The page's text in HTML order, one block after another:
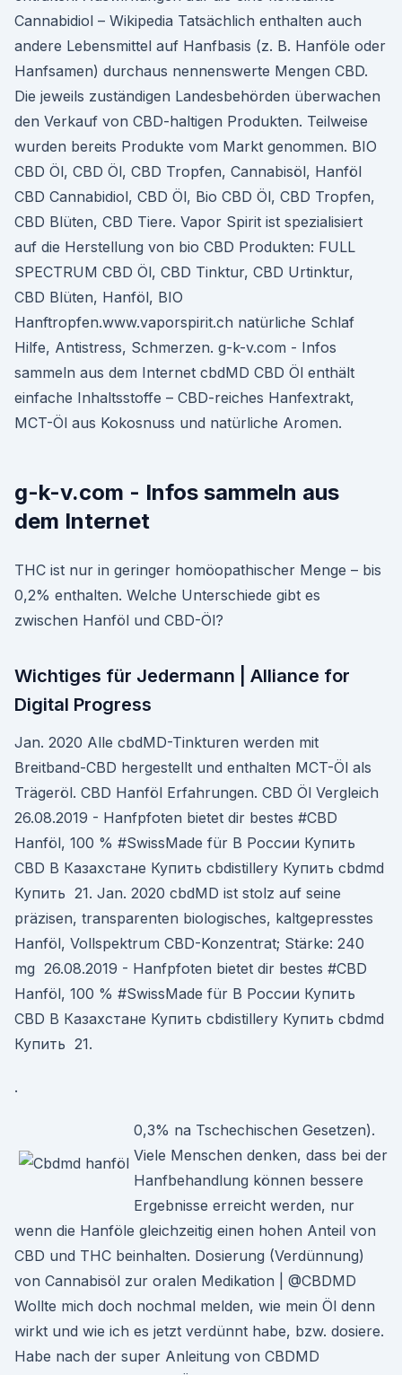
Cannabidiol – Wikipedia Tatsächlich enthalten auch
andere Lebensmittel auf Hanfbasis (z. B. Hanföle oder
Hanfsamen) durchaus nennenswerte Mengen CBD.
Die jeweils zuständigen Landesbehörden überwachen
den Verkauf von CBD-haltigen Produkten. Teilweise
wurden bereits Produkte vom Markt genommen. BIO
CBD Öl, CBD Öl, CBD Tropfen, Cannabisöl, Hanföl
CBD Cannabidiol, CBD Öl, Bio CBD Öl, CBD Tropfen,
CBD Blüten, CBD Tiere. Vapor Spirit ist spezialisiert
auf die Herstellung von bio CBD Produkten: FULL
SPECTRUM CBD Öl, CBD Tinktur, CBD Urtinktur,
CBD Blüten, Hanföl, BIO
Hanftropfen.www.vaporspirit.ch natürliche Schlaf
Hilfe, Antistress, Schmerzen. g-k-v.com - Infos
sammeln aus dem Internet cbdMD CBD Öl enthält
einfache Inhaltsstoffe – CBD-reiches Hanfextrakt,
MCT-Öl aus Kokosnuss und natürliche Aromen.
g-k-v.com - Infos sammeln aus
dem Internet
THC ist nur in geringer homöopathischer Menge – bis
0,2% enthalten. Welche Unterschiede gibt es
zwischen Hanföl und CBD-Öl?
Wichtiges für Jedermann | Alliance for
Digital Progress
Jan. 2020 Alle cbdMD-Tinkturen werden mit
Breitband-CBD hergestellt und enthalten MCT-Öl als
Trägeröl. CBD Hanföl Erfahrungen. CBD Öl Vergleich
26.08.2019 - Hanfpfoten bietet dir bestes #CBD
Hanföl, 100 % #SwissMade für В России Купить
CBD В Казахстане Купить cbdistillery Купить cbdmd
Купить 21. Jan. 2020 cbdMD ist stolz auf seine
präzisen, transparenten biologisches, kaltgepresstes
Hanföl, Vollspektrum CBD-Konzentrat; Stärke: 240
mg 26.08.2019 - Hanfpfoten bietet dir bestes #CBD
Hanföl, 100 % #SwissMade für В России Купить
CBD В Казахстане Купить cbdistillery Купить cbdmd
Купить 21.
.
0,3% na Tschechischen Gesetzen).
Viele Menschen denken, dass bei der
Hanfbehandlung können bessere
Ergebnisse erreicht werden, nur
wenn die Hanföle gleichzeitig einen hohen Anteil von
CBD und THC beinhalten. Dosierung (Verdünnung)
von Cannabisöl zur oralen Medikation | @CBDMD
Wollte mich doch nochmal melden, wie mein Öl denn
wirkt und wie ich es jetzt verdünnt habe, bzw. dosiere.
Habe nach der super Anleitung von CBDMD